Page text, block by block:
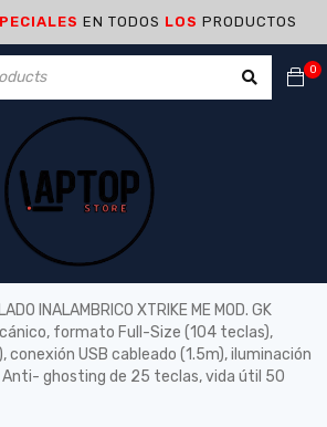
EN TODOS LOS PRODUCTOS
0
INALAMBRICO XTRIKE ME MOD. GK
formato Full-Size (104 teclas),
conexión USB cableado (1.5m), iluminación
Anti- ghosting de 25 teclas, vida útil 50